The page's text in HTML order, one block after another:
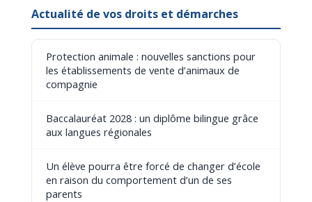
Actualité de vos droits et démarches
Protection animale : nouvelles sanctions pour
les établissements de vente d’animaux de
compagnie
Baccalauréat 2028 : un diplôme bilingue grâce
aux langues régionales
Un élève pourra être forcé de changer d’école
en raison du comportement d’un de ses
parents